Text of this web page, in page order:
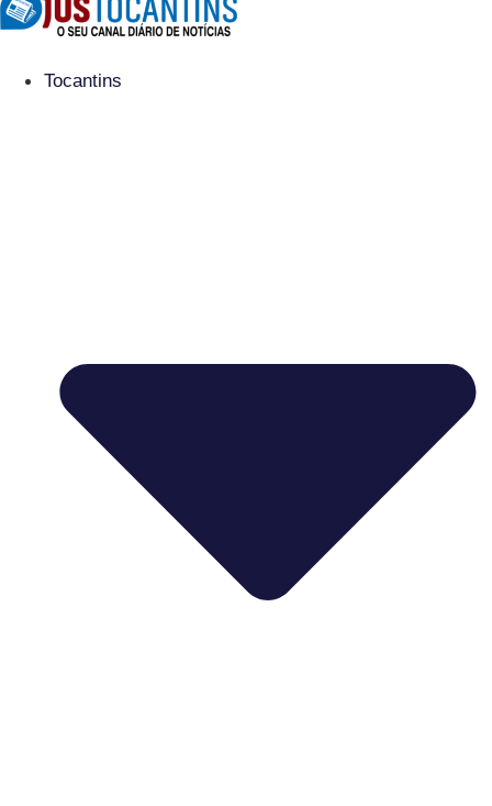
Tocantins